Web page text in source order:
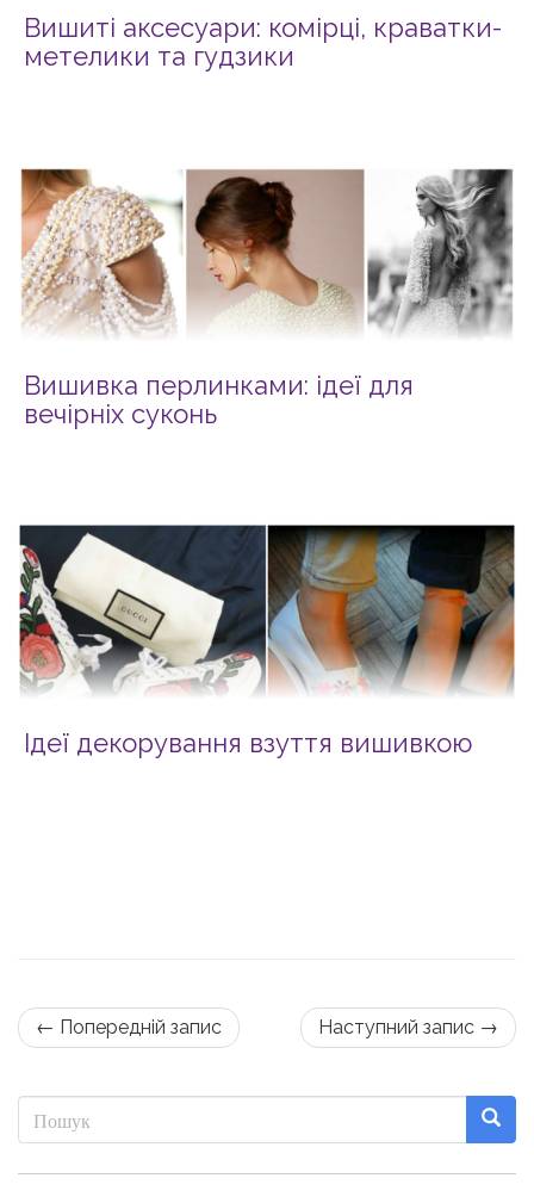
Вишиті аксесуари: комірці, краватки-
метелики та гудзики
Вишивка перлинками: ідеї для
вечірніх суконь
Ідеї декорування взуття вишивкою
← Попередній запис Наступний запис →